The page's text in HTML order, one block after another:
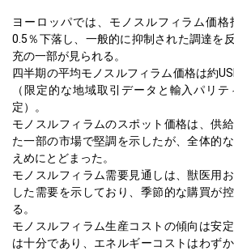
ヨーロッパでは、モノスルフィラム価
0.5％下落し、一般的に抑制された調達を
充の一部が見られる。
四半期の平均モノスルフィラム価格は約
（限定的な地域取引データと輸入パリ
定）。
モノスルフィラムのスポット価格は、供
た一部の市場で堅調を示したが、全体的
えめにとどまった。
モノスルフィラム需要見通しは、獣医用
した需要を示しており、季節的な購買が
る。
モノスルフィラム生産コストの傾向は安
は十分であり、エネルギーコストはわず